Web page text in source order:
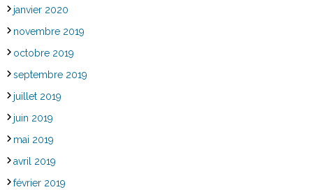
janvier 2020
novembre 2019
octobre 2019
septembre 2019
juillet 2019
juin 2019
mai 2019
avril 2019
février 2019